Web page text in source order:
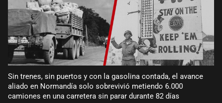
Sin trenes, sin puertos y con la gasolina contada, el avance
aliado en Normandía solo sobrevivió metiendo 6.000
camiones en una carretera sin parar durante 82 días